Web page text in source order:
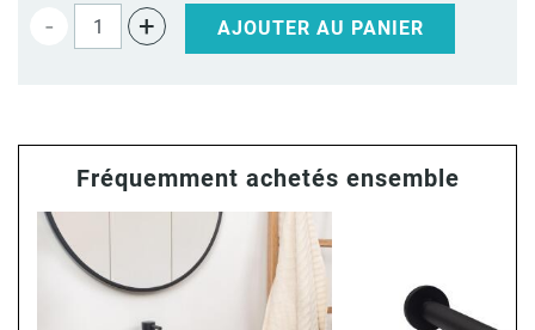
- + AJOUTER AU PANIER
Fréquemment achetés ensemble